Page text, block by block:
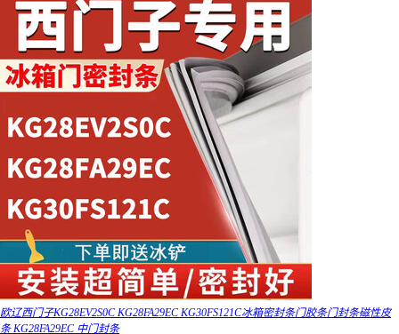
欧辽西门子KG28EV2S0C KG28FA29EC KG30FS121C冰箱密封条门胶条门封条磁性皮
条 KG28FA29EC 中门封条